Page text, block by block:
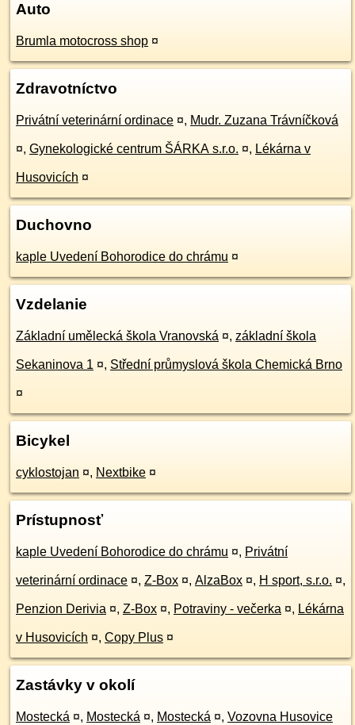
Auto
Brumla motocross shop ¤
Zdravotníctvo
Privátní veterinární ordinace ¤, Mudr. Zuzana Trávníčková
¤, Gynekologické centrum ŠÁRKA s.r.o. ¤, Lékárna v
Husovicích ¤
Duchovno
kaple Uvedení Bohorodice do chrámu ¤
Vzdelanie
Základní umělecká škola Vranovská ¤, základní škola
Sekaninova 1 ¤, Střední průmyslová škola Chemická Brno
¤
Bicykel
cyklostojan ¤, Nextbike ¤
Prístupnosť
kaple Uvedení Bohorodice do chrámu ¤, Privátní
veterinární ordinace ¤, Z-Box ¤, AlzaBox ¤, H sport, s.r.o. ¤,
Penzion Derivia ¤, Z-Box ¤, Potraviny - večerka ¤, Lékárna
v Husovicích ¤, Copy Plus ¤
Zastávky v okolí
Mostecká ¤, Mostecká ¤, Mostecká ¤, Vozovna Husovice